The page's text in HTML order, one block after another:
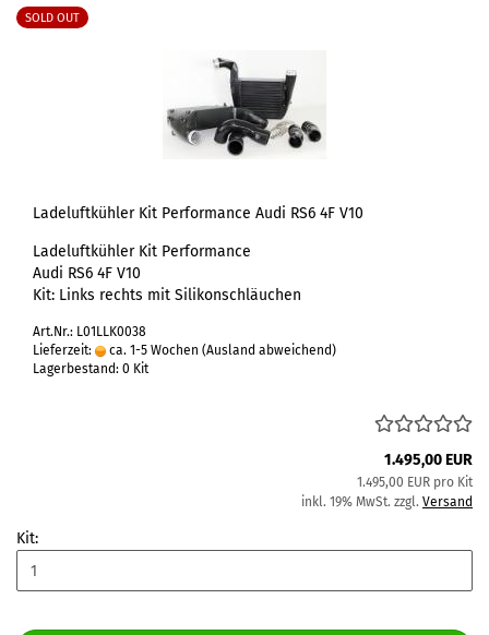
SOLD OUT
Ladeluftkühler Kit Performance Audi RS6 4F V10
Ladeluftkühler Kit Performance
Audi RS6 4F V10
Kit: Links rechts mit Silikonschläuchen
Art.Nr.: L01LLK0038
Lieferzeit:
ca. 1-5 Wochen (Ausland abweichend)
Lagerbestand: 0 Kit
1.495,00 EUR
1.495,00 EUR pro Kit
inkl. 19% MwSt. zzgl. Versand
Kit: